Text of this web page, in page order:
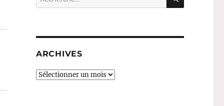
pour :
ARCHIVES
ARCHIVES